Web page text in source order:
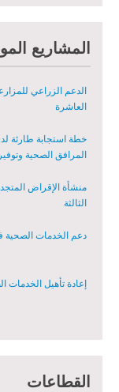
المشاريع
مبادرة متعددة
الثانية
الدعم الزراعي
العاشرة
خطة استجابة طارئة
المرافق الصحية
منشأة الإقراض
الثالثة
دعم الخدمات الصحية
إعادة تأهيل الخدمات
مشروع إعادة تأهيل
القطاعات